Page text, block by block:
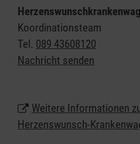
Speziell geschulte
medizinischen Bereich
Menschen in diesen
betreuen. Die Fahrt mit dem
Begleitung kostenlos. Der
über die Mittel großzügiger
Beiträge von
Koordinationsteam
Tel. 089 43608120
Nachricht senden
Weitere Informationen
Herzenswunsch-